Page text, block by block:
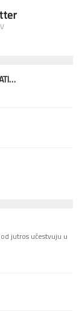
jutros učestvuju u